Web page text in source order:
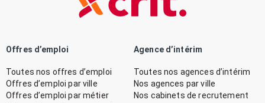
Offres d’emploi
Toutes nos offres d’emploi
Offres d’emploi par ville
Offres d’emploi par métier
Agence d’intérim
Toutes nos agences d’intérim
Nos agences par ville
Nos cabinets de recrutement